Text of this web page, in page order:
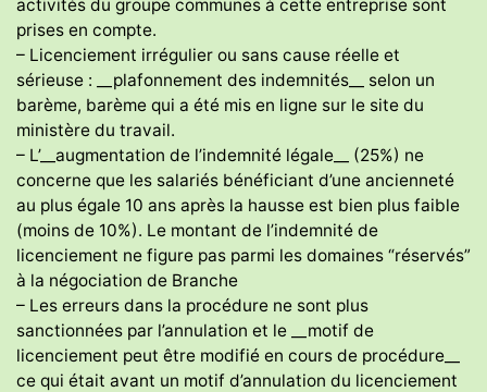
activités du groupe communes à cette entreprise sont
prises en compte.
– Licenciement irrégulier ou sans cause réelle et
sérieuse : __plafonnement des indemnités__ selon un
barème, barème qui a été mis en ligne sur le site du
ministère du travail.
– L’__augmentation de l’indemnité légale__ (25%) ne
concerne que les salariés bénéficiant d’une ancienneté
au plus égale 10 ans après la hausse est bien plus faible
(moins de 10%). Le montant de l’indemnité de
licenciement ne figure pas parmi les domaines “réservés”
à la négociation de Branche
– Les erreurs dans la procédure ne sont plus
sanctionnées par l’annulation et le __motif de
licenciement peut être modifié en cours de procédure__
ce qui était avant un motif d’annulation du licenciement